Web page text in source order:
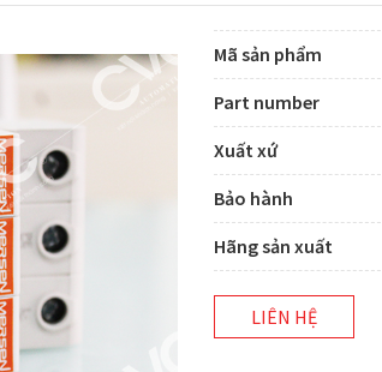
Mã sản phẩm
Part number
Xuất xứ
Bảo hành
Hãng sản xuất
LIÊN HỆ